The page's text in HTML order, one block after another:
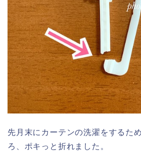
先月末にカーテンの洗濯をするた
ろ、ポキっと折れました。